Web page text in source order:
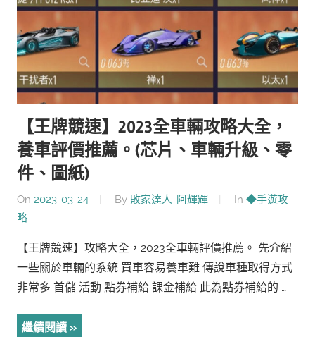
【王牌競速】2023全車輛攻略大全，
養車評價推薦。(芯片、車輛升級、零
件、圖紙)
On 2023-03-24 By 敗家達人-阿輝輝 In ◆手遊攻
略
【王牌競速】攻略大全，2023全車輛評價推薦。 先介紹
一些關於車輛的系統 買車容易養車難 傳說車種取得方式
非常多 首儲 活動 點券補給 課金補給 此為點券補給的 …
繼續閱讀